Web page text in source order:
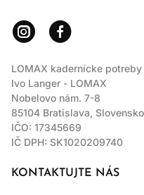
LOMAX kadernícke potreby
Ivo Langer - LOMAX
Nobelovo nám. 7-8
85104 Bratislava, Slovensko
IČO: 17345669
IČ DPH: SK1020209740
KONTAKTUJTE NÁS